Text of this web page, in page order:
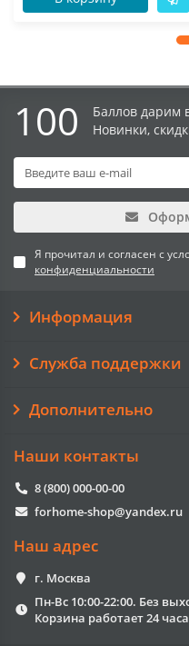
100
Баллов дарим
Новинки,
Я прочитал и согласен с
конфиденциальности
Информация
Служба поддержки
Дополнительно
Наши контакты
8 (800) 000-00-00
forhome-shop@yandex.ru
Наш адрес
г. Москва
Пн-Вс 10:00-22:00. Без
Корзина работает 24 часа